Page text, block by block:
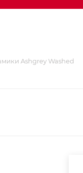
Ashgrey Washed